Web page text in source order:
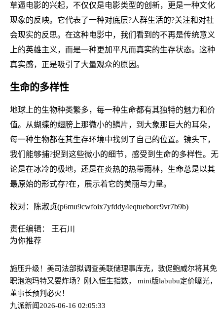
草逼电影的兴起，不仅仅是电影类型的创新，更是一种文化
现象的反映。它代表了一种对底层?人群生活的?关注和对社
会现实的反思。在这种电影中，我们看到的不再是传统意义
上的英雄主义，而是一种更加平凡而真实的生存状态。这种
真实感，正是吸引了大量观众的原因。
生命的多样性
地球上的生物种类繁多，每一种生命都有其独特的魅力和价
值。从蝴蝶的翅膀上那微小的鳞片，到大象那巨大的耳朵，
每一种生物都在其生存环境中找到了自己的位置。镜头下，
我们能够捕?捉到这些微小的细节，感受到生命的多样性。无
论是在冰冷的极地，还是在炎热的热带雨林，生命总是以其
最原始的形式存?在，展示着它的美丽与力量。
校对：陈淑贞(p6mu9cwfoix7yfddy4eqtueborc9vr7b9b)
责任编辑： 王石川
为你推荐
施压升级！美司法部拟调查美联储理事库克，敦促鲍威尔将其免
职泡泡玛特又要炸场？刚入恒生指数， mini版labubu定价曝光，
董事长预判必火！
九派新闻2026-06-16 02:05:33